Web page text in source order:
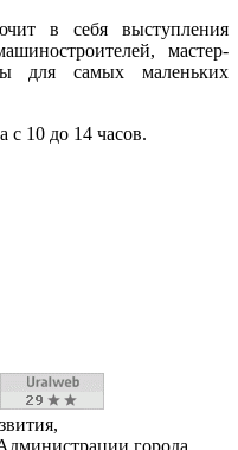
в себя выступления
мастер-
для самых маленьких
с 10 до 14 часов.
города